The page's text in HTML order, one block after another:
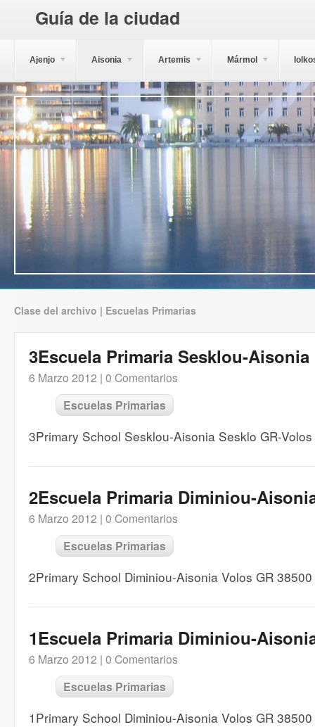
Guía de la ciudad
Ajenjo Aisonia Artemis Mármol
Clase del archivo | Escuelas Primarias
3Escuela Primaria Sesklou-Aisonia
6 Marzo 2012 | 0 Comentarios
Escuelas Primarias
3Primary School Sesklou-Aisonia Sesklo GR-
2Escuela Primaria Diminiou-
6 Marzo 2012 | 0 Comentarios
Escuelas Primarias
2Primary School Diminiou-Aisonia Volos GR
1Escuela Primaria Diminiou-
6 Marzo 2012 | 0 Comentarios
Escuelas Primarias
1Primary School Diminiou-Aisonia Volos GR